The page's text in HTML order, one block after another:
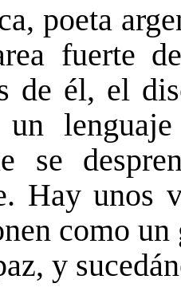
poeta
fuerte
de él, el
se
Hay unos
como un
y